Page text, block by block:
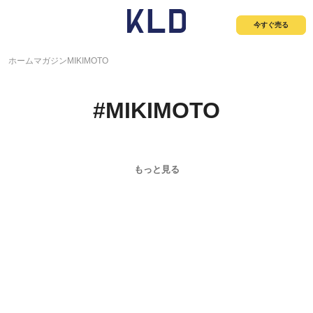
今すぐ売る
ホームマガジン MIKIMOTO
#MIKIMOTO
もっと見る